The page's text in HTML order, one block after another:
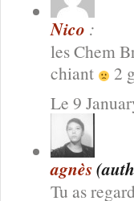
Nico :
les Chem
chiant
2
Le 9
agnès
Tu as